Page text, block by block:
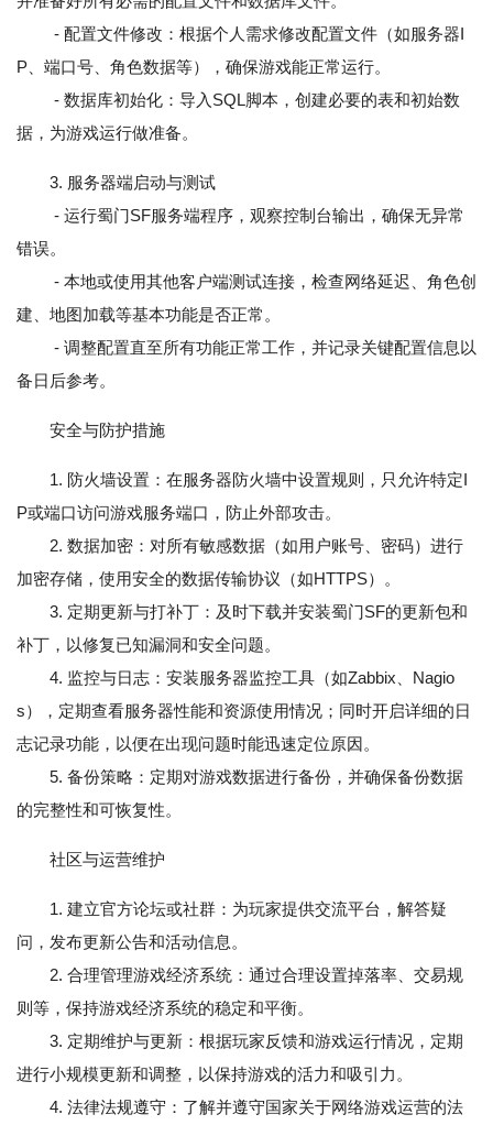
- 配置文件修改：根据个人需求修改配置文件（如服务器I
P、端口号、角色数据等），确保游戏能正常运行。
- 数据库初始化：导入SQL脚本，创建必要的表和初始数
据，为游戏运行做准备。
3. 服务器端启动与测试
- 运行蜀门SF服务端程序，观察控制台输出，确保无异常
错误。
- 本地或使用其他客户端测试连接，检查网络延迟、角色创
建、地图加载等基本功能是否正常。
- 调整配置直至所有功能正常工作，并记录关键配置信息以
备日后参考。
安全与防护措施
1. 防火墙设置：在服务器防火墙中设置规则，只允许特定I
P或端口访问游戏服务端口，防止外部攻击。
2. 数据加密：对所有敏感数据（如用户账号、密码）进行
加密存储，使用安全的数据传输协议（如HTTPS）。
3. 定期更新与打补丁：及时下载并安装蜀门SF的更新包和
补丁，以修复已知漏洞和安全问题。
4. 监控与日志：安装服务器监控工具（如Zabbix、Nagio
s），定期查看服务器性能和资源使用情况；同时开启详细的日
志记录功能，以便在出现问题时能迅速定位原因。
5. 备份策略：定期对游戏数据进行备份，并确保备份数据
的完整性和可恢复性。
社区与运营维护
1. 建立官方论坛或社群：为玩家提供交流平台，解答疑
问，发布更新公告和活动信息。
2. 合理管理游戏经济系统：通过合理设置掉落率、交易规
则等，保持游戏经济系统的稳定和平衡。
3. 定期维护与更新：根据玩家反馈和游戏运行情况，定期
进行小规模更新和调整，以保持游戏的活力和吸引力。
4. 法律法规遵守：了解并遵守国家关于网络游戏运营的法